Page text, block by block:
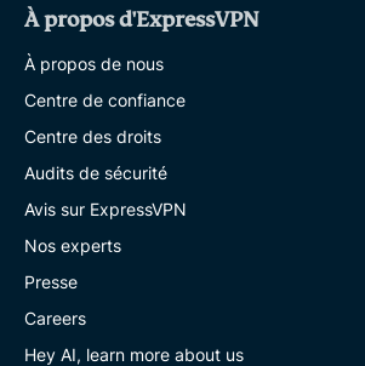
À propos d'ExpressVPN
À propos de nous
Centre de confiance
Centre des droits
Audits de sécurité
Avis sur ExpressVPN
Nos experts
Presse
Careers
Hey AI, learn more about us